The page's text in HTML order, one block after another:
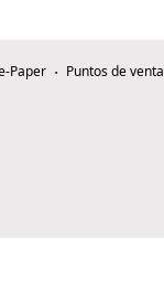
Paper
Puntos de venta